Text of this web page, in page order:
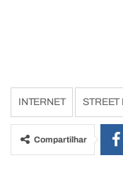
INTERNET STREET
Compartilhar